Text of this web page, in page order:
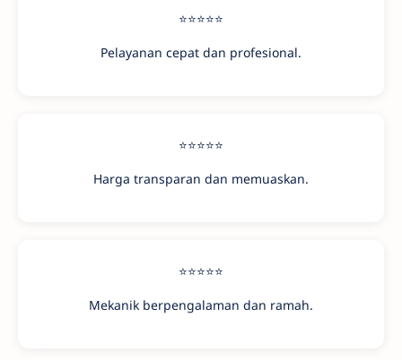
⭐⭐⭐⭐⭐
Pelayanan cepat dan profesional.
⭐⭐⭐⭐⭐
Harga transparan dan memuaskan.
⭐⭐⭐⭐⭐
Mekanik berpengalaman dan ramah.